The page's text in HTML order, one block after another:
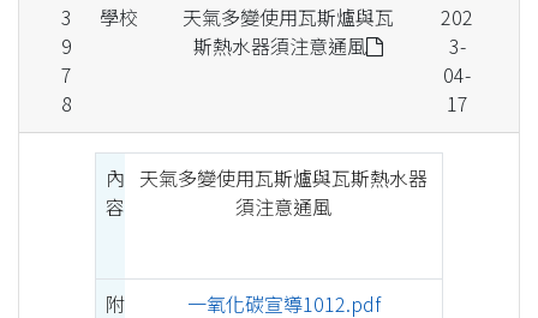
3
9
7
8
學校
天氣多變使用瓦斯爐與瓦
斯熱水器須注意通風
202
3-
04-
17
內
容
天氣多變使用瓦斯爐與瓦斯熱水器
須注意通風
附
一氧化碳宣導1012.pdf